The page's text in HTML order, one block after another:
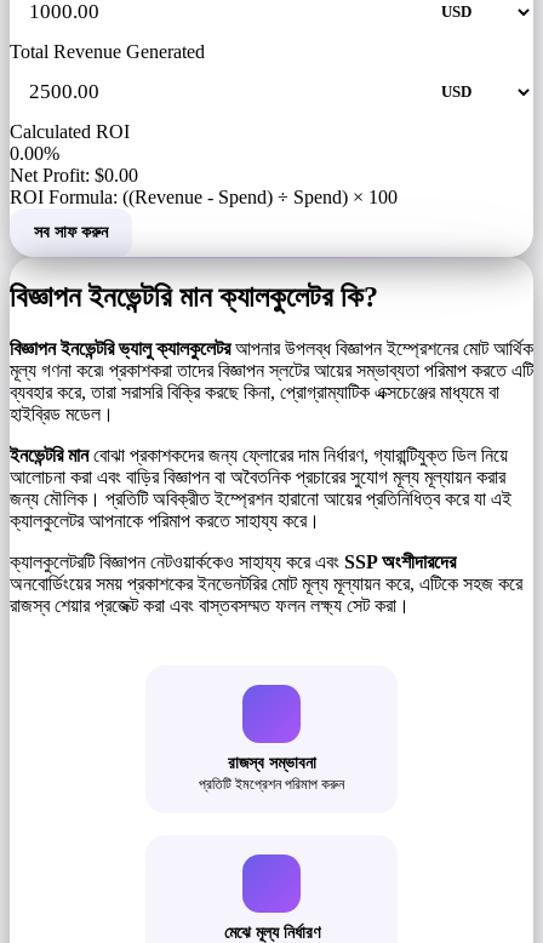
Total Revenue Generated
Calculated ROI
0.00%
Net Profit: $0.00
ROI Formula: ((Revenue - Spend) ÷ Spend) × 100
সব সাফ করুন
বিজ্ঞাপন ইনভেন্টরি মান ক্যালকুলেটর কি?
বিজ্ঞাপন ইনভেন্টরি ভ্যালু ক্যালকুলেটরআপনার উপলব্ধ বিজ্ঞাপন ইম্প্রেশনের মোট আর্থিক
মূল্য গণনা করে৷ প্রকাশকরা তাদের বিজ্ঞাপন স্লটের আয়ের সম্ভাব্যতা পরিমাপ করতে এটি
ব্যবহার করে, তারা সরাসরি বিক্রি করছে কিনা, প্রোগ্রাম্যাটিক এক্সচেঞ্জের মাধ্যমে বা
হাইব্রিড মডেল।
ইনভেন্টরি মানবোঝা প্রকাশকদের জন্য ফ্লোরের দাম নির্ধারণ, গ্যারান্টিযুক্ত ডিল নিয়ে
আলোচনা করা এবং বাড়ির বিজ্ঞাপন বা অবৈতনিক প্রচারের সুযোগ মূল্য মূল্যায়ন করার
জন্য মৌলিক। প্রতিটি অবিক্রীত ইম্প্রেশন হারানো আয়ের প্রতিনিধিত্ব করে যা এই
ক্যালকুলেটর আপনাকে পরিমাপ করতে সাহায্য করে।
ক্যালকুলেটরটি বিজ্ঞাপন নেটওয়ার্ককেও সাহায্য করে এবং SSP অংশীদারদের
অনবোর্ডিংয়ের সময় প্রকাশকের ইনভেনটরির মোট মূল্য মূল্যায়ন করে, এটিকে সহজ করে
রাজস্ব শেয়ার প্রজেক্ট করা এবং বাস্তবসম্মত ফলন লক্ষ্য সেট করা।
রাজস্ব সম্ভাবনা
প্রতিটি ইমপ্রেশন পরিমাপ করুন
মেঝে মূল্য নির্ধারণ